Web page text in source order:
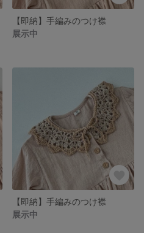
【即納】手編みのつけ襟
展示中
【即納】手編みのつけ襟
展示中